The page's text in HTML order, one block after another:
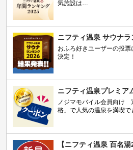
気施設は…
ニフティ温泉 サウナ
おふろ好きユーザーの投
決定！
ニフティ温泉プレミア
ノジマモバイル会員向け
格」で人気の温泉を満喫で
【ニフティ温泉 百名湯